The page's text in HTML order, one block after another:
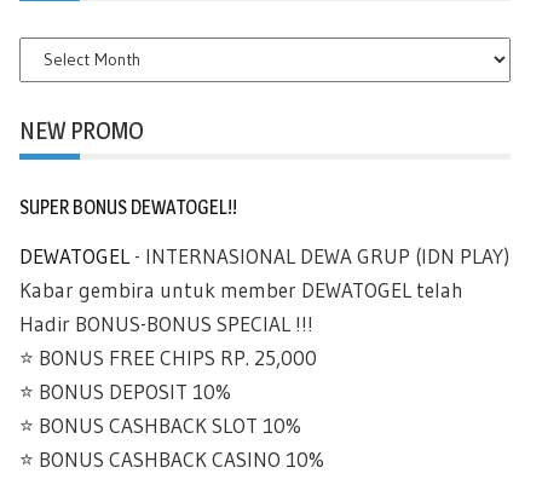
BLOG
ARCHIVES
NEW PROMO
SUPER BONUS DEWATOGEL!!
DEWATOGEL- INTERNASIONAL DEWA GRUP (IDN PLAY)
Kabar gembira untuk member DEWATOGEL telah
Hadir BONUS-BONUS SPECIAL !!!
⭐️ BONUS FREE CHIPS RP. 25,000
⭐️ BONUS DEPOSIT 10%
⭐️ BONUS CASHBACK SLOT 10%
⭐️ BONUS CASHBACK CASINO 10%